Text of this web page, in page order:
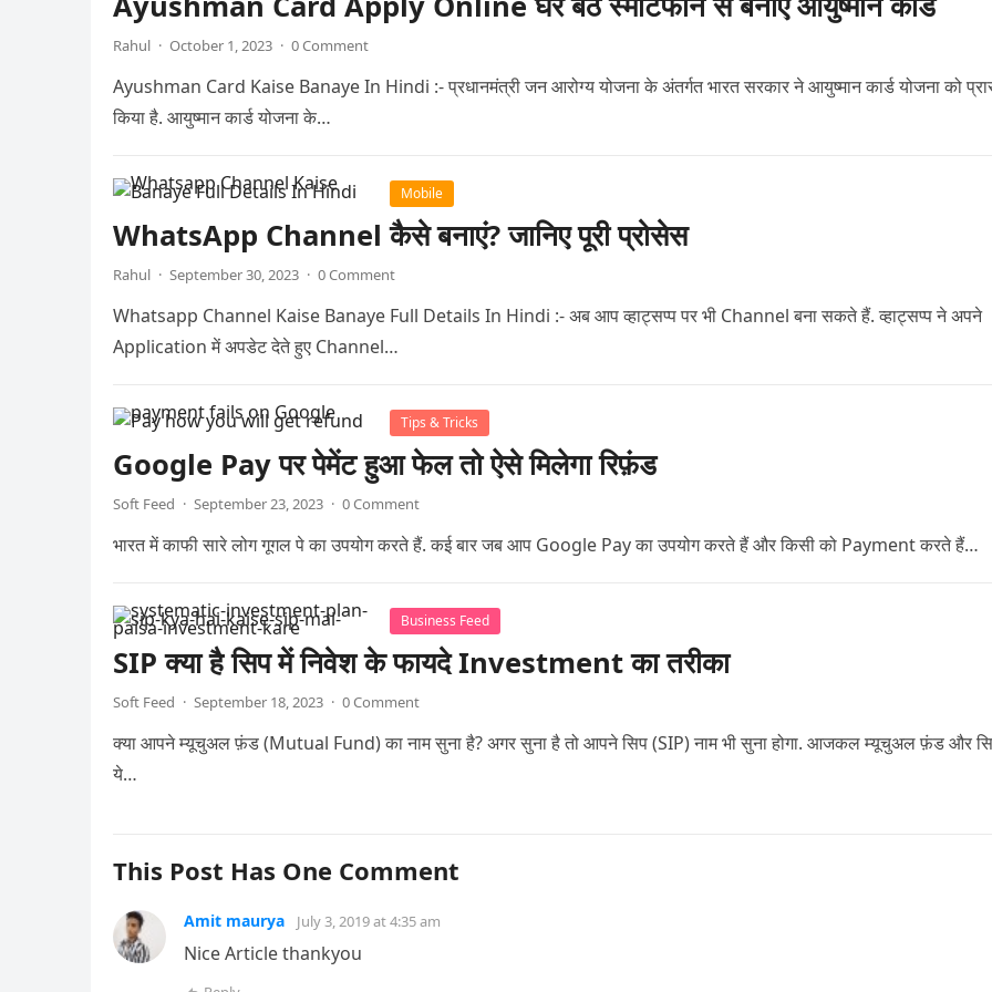
Rahul · October 1, 2023 · 0 Comment
Ayushman Card Kaise Banaye In Hindi :- प्रधानमंत्री जन आरोग्य योजना के अंतर्गत भारत सरकार ने आयुष्मान कार्ड योजना को
किया है. आयुष्मान कार्ड योजना के…
Mobile
WhatsApp Channel कैसे बनाएं? जानिए पूरी प्रोसेस
Rahul · September 30, 2023 · 0 Comment
Whatsapp Channel Kaise Banaye Full Details In Hindi :- अब आप व्हाट्सप्प पर भी Channel बना सकते हैं. व्हाट्सप्प ने अपने
Application में अपडेट देते हुए Channel…
Tips & Tricks
Google Pay पर पेमेंट हुआ फेल तो ऐसे मिलेगा रिफ़ंड
Soft Feed · September 23, 2023 · 0 Comment
भारत में काफी सारे लोग गूगल पे का उपयोग करते हैं. कई बार जब आप Google Pay का उपयोग करते हैं और किसी को Payment करते हैं…
Business Feed
SIP क्या है सिप में निवेश के फायदे Investment का तरीका
Soft Feed · September 18, 2023 · 0 Comment
क्या आपने म्यूचुअल फ़ंड (Mutual Fund) का नाम सुना है? अगर सुना है तो आपने सिप (SIP) नाम भी सुना होगा. आजकल म्यूचुअल फ़ंड और
ये…
This Post Has One Comment
Amit maurya July 3, 2019 at 4:35 am
Nice Article thankyou